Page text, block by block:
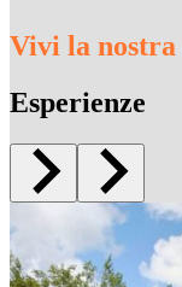
Vivi la
Esperienze